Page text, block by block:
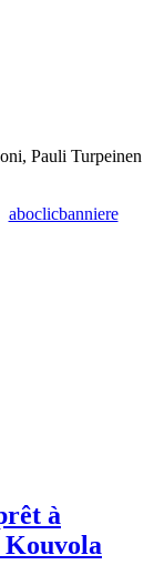
Pauli Turpeinen
à
Kouvola